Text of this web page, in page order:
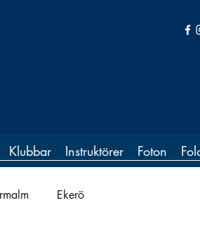
Klubbar Instruktörer Foton
Ekerö